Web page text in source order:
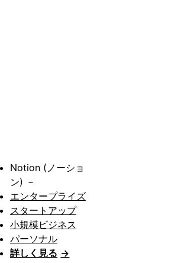
Notion (ノーショ
ン) －
エンタープライズ
スタートアップ
小規模ビジネス
パーソナル
詳しく見る →